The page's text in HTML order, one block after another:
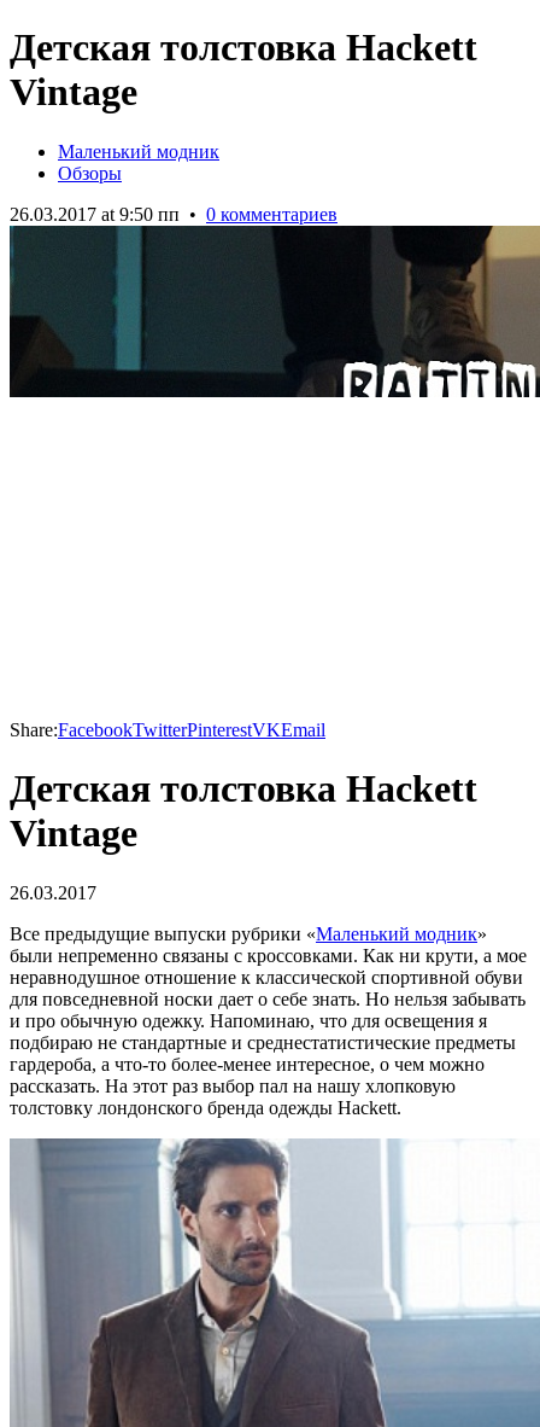
Детская толстовка Hackett
Vintage
Маленький модник
Обзоры
26.03.2017 at 9:50 пп • 0 комментариев
Share:FacebookTwitterPinterestVKEmail
Детская толстовка Hackett
Vintage
26.03.2017
Все предыдущие выпуски рубрики «Маленький модник»
были непременно связаны с кроссовками. Как ни крути, а мое
неравнодушное отношение к классической спортивной обуви
для повседневной носки дает о себе знать. Но нельзя забывать
и про обычную одежку. Напоминаю, что для освещения я
подбираю не стандартные и среднестатистические предметы
гардероба, а что-то более-менее интересное, о чем можно
рассказать. На этот раз выбор пал на нашу хлопковую
толстовку лондонского бренда одежды Hackett.